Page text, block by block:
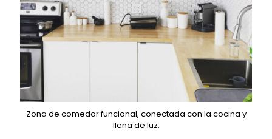
Zona de comedor funcional, conectada con la cocina y
llena de luz.